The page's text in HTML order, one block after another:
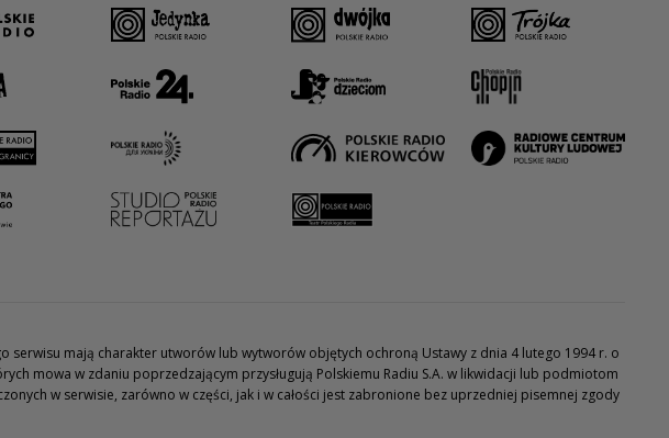
serwisu mają charakter utworów lub wytworów objętych ochroną Ustawy z dnia 4 lutego 1994 r. o
mowa w zdaniu poprzedzającym przysługują Polskiemu Radiu S.A. w likwidacji lub podmiotom
w serwisie, zarówno w części, jak i w całości jest zabronione bez uprzedniej pisemnej zgody